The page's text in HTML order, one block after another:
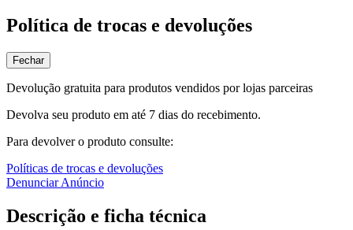
Política de trocas e devoluções
Fechar
Devolução gratuita para produtos vendidos por lojas parceiras
Devolva seu produto em até 7 dias do recebimento.
Para devolver o produto consulte:
Políticas de trocas e devoluções
Denunciar Anúncio
Descrição e ficha técnica